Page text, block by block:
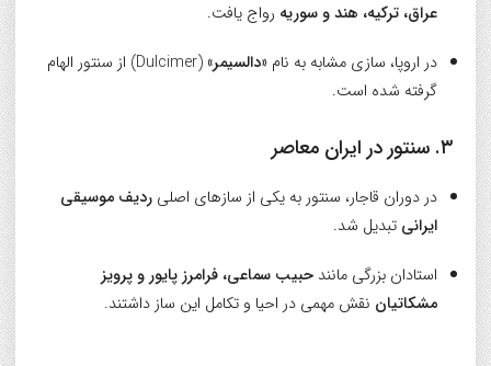
عراق، ترکیه، هند و سوریه رواج یافت.
در اروپا، سازی مشابه به نام «دالسیمر»
(Dulcimer) از سنتور الهام
گرفته شده است.
۳. سنتور در ایران معاصر
در دوران قاجار، سنتور به یکی از سازهای اصلی ردیف موسیقی
ایرانی تبدیل شد.
استادان بزرگی مانند حبیب سماعی، فرامرز پایور و پرویز
مشکاتیان نقش مهمی در احیا و تکامل این ساز داشتند.